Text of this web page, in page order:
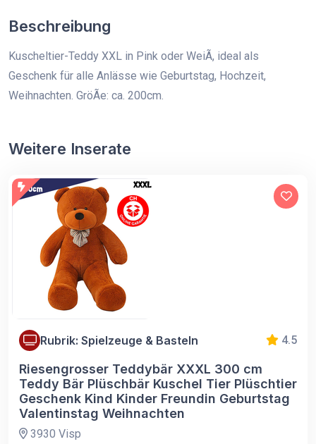
Beschreibung
Kuscheltier-Teddy XXL in Pink oder WeiÃ, ideal als
Geschenk für alle Anlässe wie Geburtstag, Hochzeit,
Weihnachten. GröÃe: ca. 200cm.
Weitere Inserate
Rubrik: Spielzeuge & Basteln 4.5
Riesengrosser Teddybär XXXL 300 cm
Teddy Bär Plüschbär Kuschel Tier Plüschtier
Geschenk Kind Kinder Freundin Geburtstag
Valentinstag Weihnachten
3930 Visp